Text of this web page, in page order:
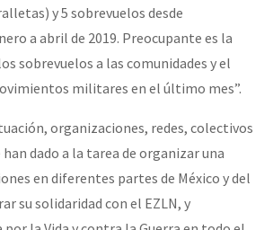
y 5 sobrevuelos desde
a abril de 2019. Preocupante es la
sobrevuelos a las comunidades y el
militares en el último mes”.
organizaciones, redes, colectivos
dado a la tarea de organizar una
en diferentes partes de México y del
su solidaridad con el EZLN, y